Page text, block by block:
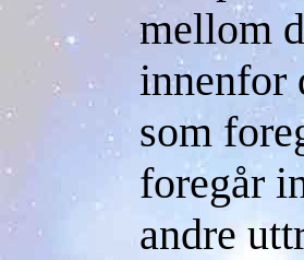
mellom
innenfor
som
foregår
andre